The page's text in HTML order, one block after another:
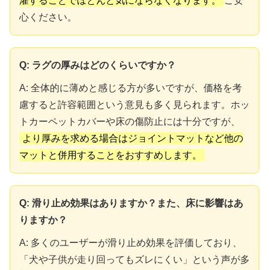
心ください。
Q: ラグの厚みはどのくらいですか？
A: 全体的に薄めと感じる方が多いですが、価格を考
慮すると許容範囲という意見も多く見られます。ホッ
トカーペットカバーや床の傷防止には十分ですが、
より厚みを求める場合はジョイントマットなど他の
マットと併用することをおすすめします。
Q: 滑り止め効果はありますか？また、床に影響はあ
りますか？
A: 多くのユーザーが滑り止め効果を評価しており、
「犬や子供が走り回ってもズレにくい」という声が多